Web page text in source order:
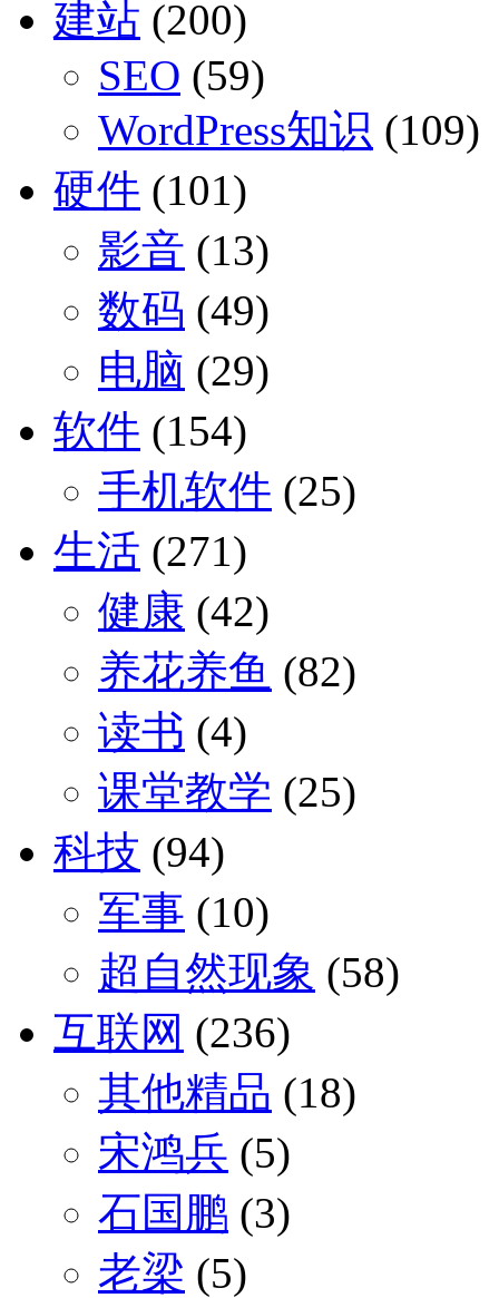
建站 (200)
SEO (59)
WordPress知识 (109)
硬件 (101)
影音 (13)
数码 (49)
电脑 (29)
软件 (154)
手机软件 (25)
生活 (271)
健康 (42)
养花养鱼 (82)
读书 (4)
课堂教学 (25)
科技 (94)
军事 (10)
超自然现象 (58)
互联网 (236)
其他精品 (18)
宋鸿兵 (5)
石国鹏 (3)
老梁 (5)